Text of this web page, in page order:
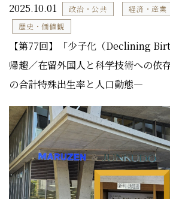
2025.10.01 政治・公共 経済・産業
歴史・価値観
【第77回】「少子化（Declining
帰趨／在留外国人と科学技術への依
の合計特殊出生率と人口動態―